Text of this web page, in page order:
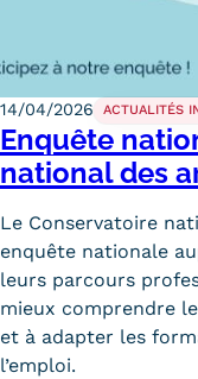
14/04/2026 ACTUALITÉS
Enquête
national des
Le Conservatoire
enquête nationale
leurs parcours
mieux comprendre
et à adapter les
l’emploi.